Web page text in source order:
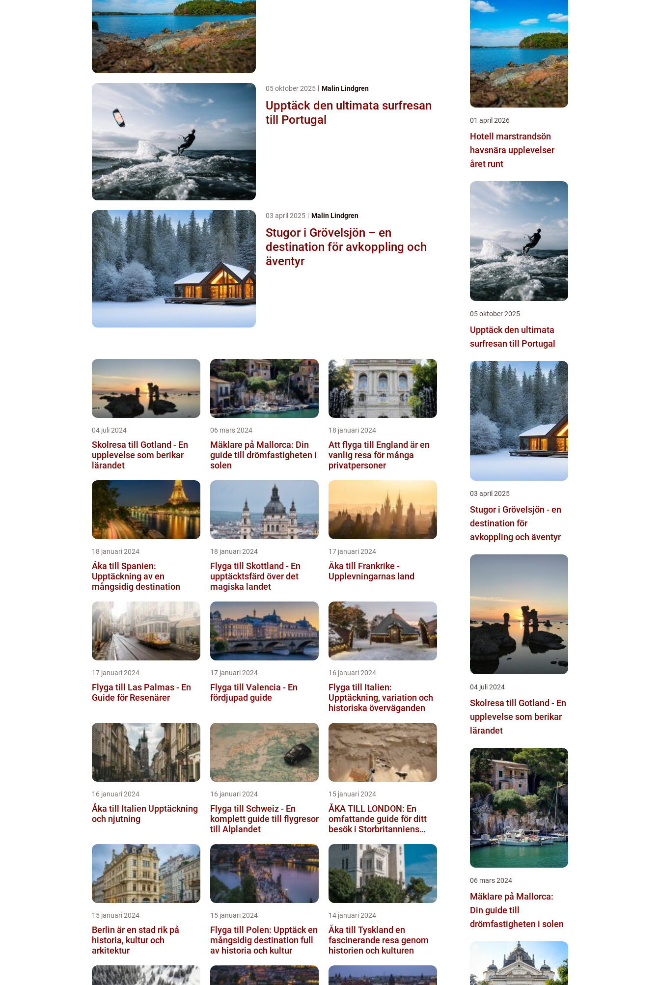
05 oktober 2025 Malin Lindgren
Upptäck den ultimata surfresan
till Portugal
03 april 2025 Malin Lindgren
Stugor i Grövelsjön – en
destination för avkoppling och
äventyr
04 juli 2024
Skolresa till Gotland - En
upplevelse som berikar
lärandet
06 mars 2024
Mäklare på Mallorca: Din
guide till drömfastigheten i
solen
18 januari 2024
Att flyga till England är en
vanlig resa för många
privatpersoner
18 januari 2024
Åka till Spanien:
Upptäckning av en
mångsidig destination
18 januari 2024
Flyga till Skottland - En
upptäcktsfärd över det
magiska landet
17 januari 2024
Åka till Frankrike -
Upplevningarnas land
17 januari 2024
Flyga till Las Palmas - En
Guide för Resenärer
17 januari 2024
Flyga till Valencia - En
fördjupad guide
16 januari 2024
Flyga till Italien:
Upptäckning, variation och
historiska överväganden
16 januari 2024
Åka till Italien Upptäckning
och njutning
16 januari 2024
Flyga till Schweiz - En
komplett guide till flygresor
till Alplandet
15 januari 2024
ÅKA TILL LONDON: En
omfattande guide för ditt
besök i Storbritanniens
15 januari 2024
Berlin är en stad rik på
historia, kultur och
arkitektur
15 januari 2024
Flyga till Polen: Upptäck en
mångsidig destination full
av historia och kultur
14 januari 2024
Åka till Tyskland en
fascinerande resa genom
historien och kulturen
01 april 2026
Hotell marstrandsön
havsnära upplevelser
året runt
05 oktober 2025
Upptäck den ultimata
surfresan till Portugal
03 april 2025
Stugor i Grövelsjön - en
destination för
avkoppling och äventyr
04 juli 2024
Skolresa till Gotland - En
upplevelse som berikar
lärandet
06 mars 2024
Mäklare på Mallorca:
Din guide till
drömfastigheten i solen